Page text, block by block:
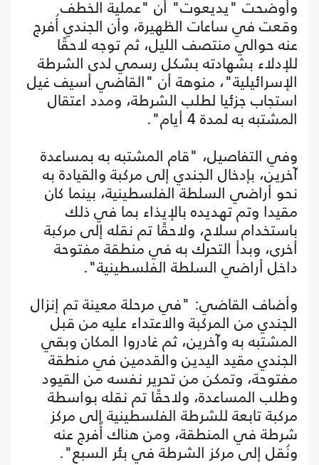
وأوضحت "يديعوت" أن "عملية الخطف
وقعت في ساعات الظهيرة، وأن الجندي أُفرج
عنه حوالي منتصف الليل، ثم توجه لاحقًا
للإدلاء بشهادته بشكل رسمي لدى الشرطة
الإسرائيلية"، منوهة أن "القاضي أسيف غيل
استجاب جزئيا لطلب الشرطة، ومدد اعتقال
المشتبه به لمدة 4 أيام".
وفي التفاصيل، "قام المشتبه به بمساعدة
آخرين، بإدخال الجندي إلى مركبة والقيادة به
نحو أراضي السلطة الفلسطينية، بينما كان
مقيدا وتم تهديده بالإيذاء بما في ذلك
باستخدام سلاح، ولاحقًا تم نقله إلى مركبة
أخرى، وبدأ التحرك به في منطقة مفتوحة
داخل أراضي السلطة الفلسطينية".
وأضاف القاضي: "في مرحلة معينة تم إنزال
الجندي من المركبة والاعتداء عليه من قبل
المشتبه به وآخرين، ثم غادروا المكان وبقي
الجندي مقيد اليدين والقدمين في منطقة
مفتوحة، وتمكن من تحرير نفسه من القيود
وطلب المساعدة، ولاحقًا تم نقله بواسطة
مركبة تابعة للشرطة الفلسطينية إلى مركز
شرطة في المنطقة، ومن هناك أُفرج عنه
ونُقل إلى مركز الشرطة في بئر السبع".